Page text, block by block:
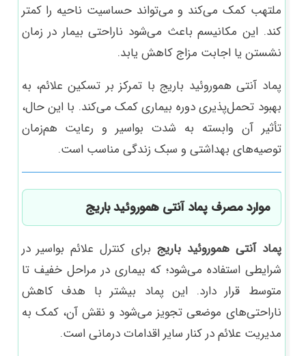
ملتهب کمک می‌کند و می‌تواند حساسیت ناحیه را کمتر
کند. این مکانیسم باعث می‌شود ناراحتی بیمار در زمان
نشستن یا اجابت مزاج کاهش یابد.
پماد آنتی هموروئید باریج با تمرکز بر تسکین علائم، به
بهبود تحمل‌پذیری دوره بیماری کمک می‌کند. با این حال،
تأثیر آن وابسته به شدت بواسیر و رعایت هم‌زمان
توصیه‌های بهداشتی و سبک زندگی مناسب است.
موارد مصرف پماد آنتی هموروئید باریج
پماد آنتی هموروئید باریج برای کنترل علائم بواسیر در
شرایطی استفاده می‌شود؛ که بیماری در مراحل خفیف تا
متوسط قرار دارد. این پماد بیشتر با هدف کاهش
ناراحتی‌های موضعی تجویز می‌شود و نقش آن، کمک به
مدیریت علائم در کنار سایر اقدامات درمانی است.